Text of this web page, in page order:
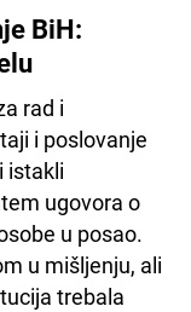
BiH:
rad i
i poslovanje
istakli
ugovora o
u posao.
u mišljenju, ali
trebala